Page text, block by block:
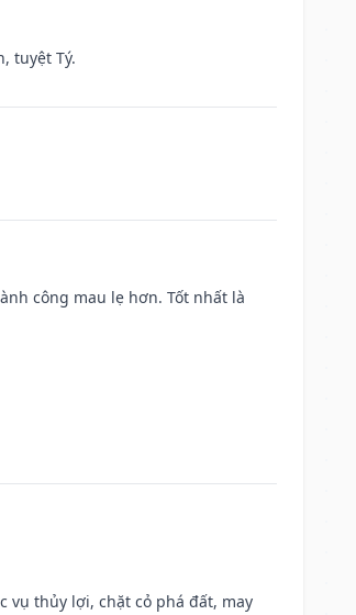
tuyệt Tý.
công mau lẹ hơn. Tốt nhất là
vụ thủy lợi, chặt cỏ phá đất, may